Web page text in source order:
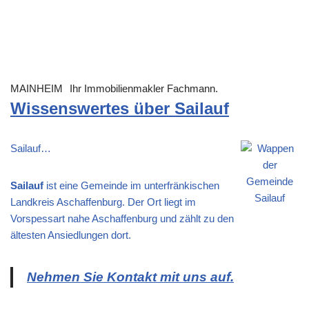
MAINHEIM Ihr Immobilienmakler Fachmann.
Wissenswertes über Sailauf
Sailauf…
Sailauf ist eine Gemeinde im unterfränkischen
Landkreis Aschaffenburg. Der Ort liegt im
Vorspessart nahe Aschaffenburg und zählt zu den
ältesten Ansiedlungen dort.
Nehmen Sie Kontakt mit uns auf.